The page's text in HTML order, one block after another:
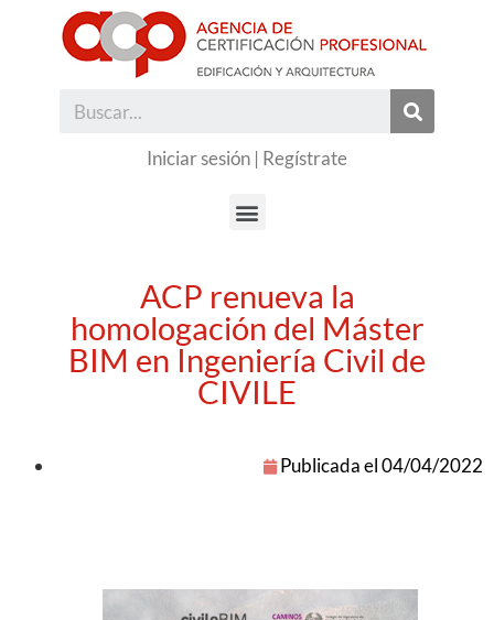
Iniciar sesión | Regístrate
ACP renueva la
homologación del Máster
BIM en Ingeniería Civil de
CIVILE
Publicada el04/04/2022